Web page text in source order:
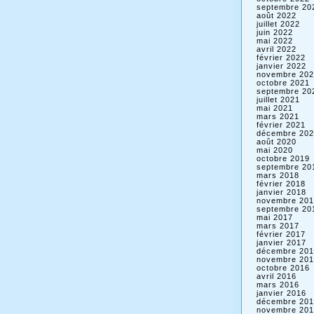
septembre
août 2022
juillet 2022
juin 2022
mai 2022
avril 2022
février 2022
janvier 2022
novembre
octobre 2021
septembre
juillet 2021
mai 2021
mars 2021
février 2021
décembre
août 2020
mai 2020
octobre 2019
septembre
mars 2018
février 2018
janvier 2018
novembre
septembre
mai 2017
mars 2017
février 2017
janvier 2017
décembre
novembre
octobre 2016
avril 2016
mars 2016
janvier 2016
décembre
novembre